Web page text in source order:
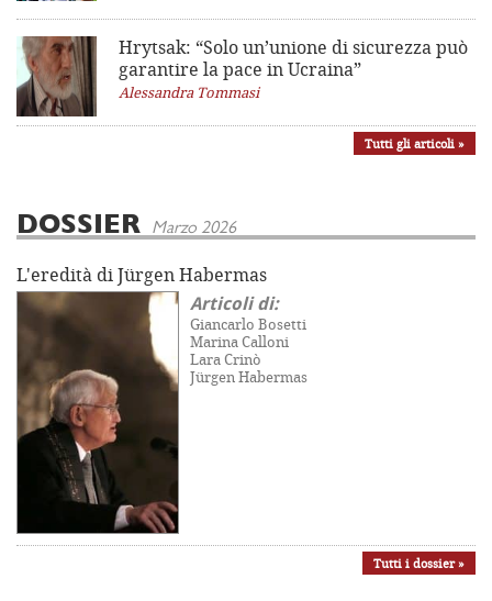
Hrytsak: “Solo un’unione di sicurezza può
garantire la pace in Ucraina”
Alessandra Tommasi
Tutti gli articoli »
DOSSIER Marzo 2026
L'eredità di Jürgen Habermas
Articoli di:
Giancarlo Bosetti
Marina Calloni
Lara Crinò
Jürgen Habermas
Tutti i dossier »